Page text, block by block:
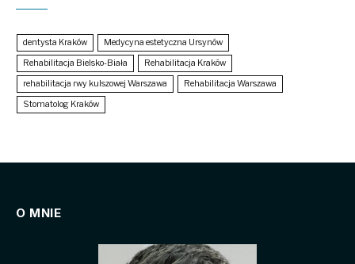
dentysta Kraków
Medycyna estetyczna Ursynów
Rehabilitacja Bielsko-Biała
Rehabilitacja Kraków
rehabilitacja rwy kulszowej Warszawa
Rehabilitacja Warszawa
Stomatolog Kraków
O MNIE